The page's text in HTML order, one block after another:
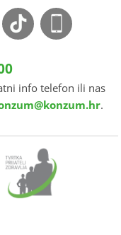
info telefon ili nas
.